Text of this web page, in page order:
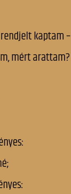
kaptam –
mért arattam?